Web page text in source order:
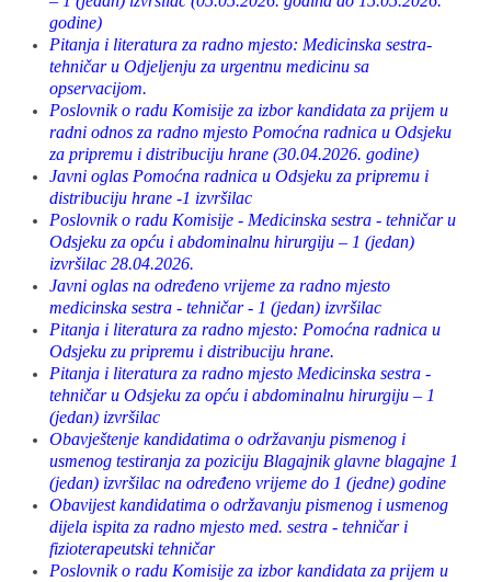
godine)
Pitanja i literatura za radno mjesto: Medicinska sestra-
tehničar u Odjeljenju za urgentnu medicinu sa
opservacijom.
Poslovnik o radu Komisije za izbor kandidata za prijem u
radni odnos za radno mjesto Pomoćna radnica u Odsjeku
za pripremu i distribuciju hrane (30.04.2026. godine)
Javni oglas Pomoćna radnica u Odsjeku za pripremu i
distribuciju hrane -1 izvršilac
Poslovnik o radu Komisije - Medicinska sestra - tehničar u
Odsjeku za opću i abdominalnu hirurgiju – 1 (jedan)
izvršilac 28.04.2026.
Javni oglas na određeno vrijeme za radno mjesto
medicinska sestra - tehničar - 1 (jedan) izvršilac
Pitanja i literatura za radno mjesto: Pomoćna radnica u
Odsjeku zu pripremu i distribuciju hrane.
Pitanja i literatura za radno mjesto Medicinska sestra -
tehničar u Odsjeku za opću i abdominalnu hirurgiju – 1
(jedan) izvršilac
Obavještenje kandidatima o održavanju pismenog i
usmenog testiranja za poziciju Blagajnik glavne blagajne 1
(jedan) izvršilac na određeno vrijeme do 1 (jedne) godine
Obavijest kandidatima o održavanju pismenog i usmenog
dijela ispita za radno mjesto med. sestra - tehničar i
fizioterapeutski tehničar
Poslovnik o radu Komisije za izbor kandidata za prijem u